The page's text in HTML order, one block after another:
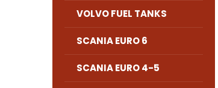
VOLVO FUEL TANKS
SCANIA EURO 6
SCANIA EURO 4-5